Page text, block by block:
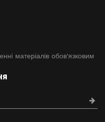
матеріалів обов'язковим